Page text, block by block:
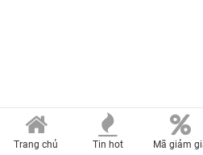
Trang chủ Tin hot Mã giảm